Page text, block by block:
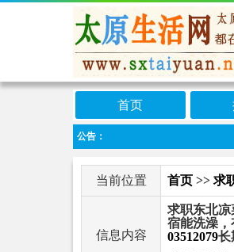
首页
公告：
当前位置 首页 >> 求
信息内容
求职东北
宿能洗澡
03512079长